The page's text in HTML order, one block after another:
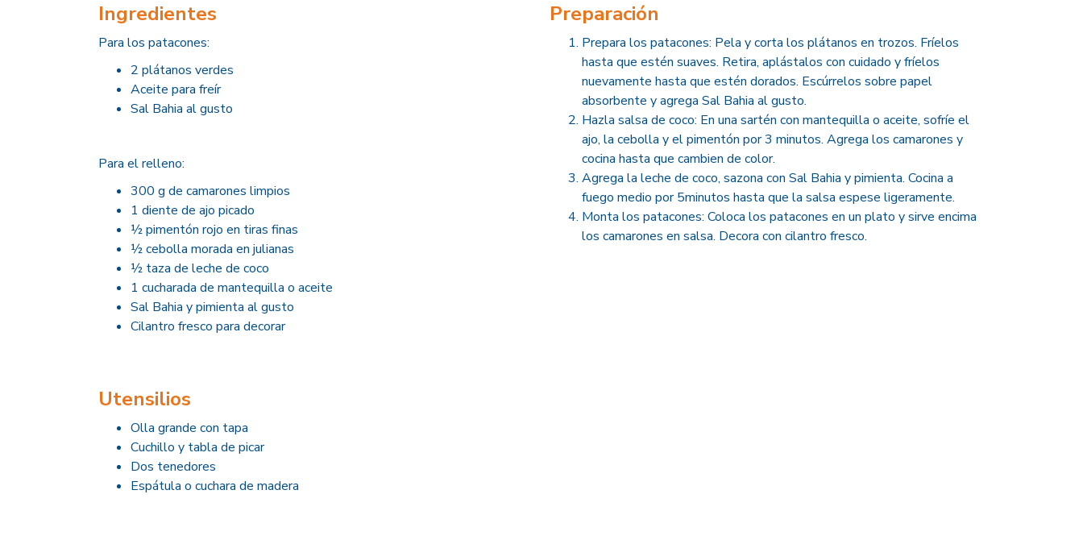
Ingredientes
Para los patacones:
2 plátanos verdes
Aceite para freír
Sal Bahia al gusto
Para el relleno:
300 g de camarones limpios
1 diente de ajo picado
½ pimentón rojo en tiras finas
½ cebolla morada en julianas
½ taza de leche de coco
1 cucharada de mantequilla o aceite
Sal Bahia y pimienta al gusto
Cilantro fresco para decorar
Utensilios
Olla grande con tapa
Cuchillo y tabla de picar
Dos tenedores
Espátula o cuchara de madera
Preparación
Prepara los patacones: Pela y corta los plátanos en trozos. Fríelos
hasta que estén suaves. Retira, aplástalos con cuidado y fríelos
nuevamente hasta que estén dorados. Escúrrelos sobre papel
absorbente y agrega Sal Bahia al gusto.
Hazla salsa de coco: En una sartén con mantequilla o aceite, sofríe el
ajo, la cebolla y el pimentón por 3 minutos. Agrega los camarones y
cocina hasta que cambien de color.
Agrega la leche de coco, sazona con Sal Bahia y pimienta. Cocina a
fuego medio por 5minutos hasta que la salsa espese ligeramente.
Monta los patacones: Coloca los patacones en un plato y sirve encima
los camarones en salsa. Decora con cilantro fresco.